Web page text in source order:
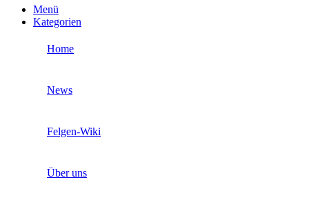
Menü
Kategorien
Home
News
Felgen-Wiki
Über uns